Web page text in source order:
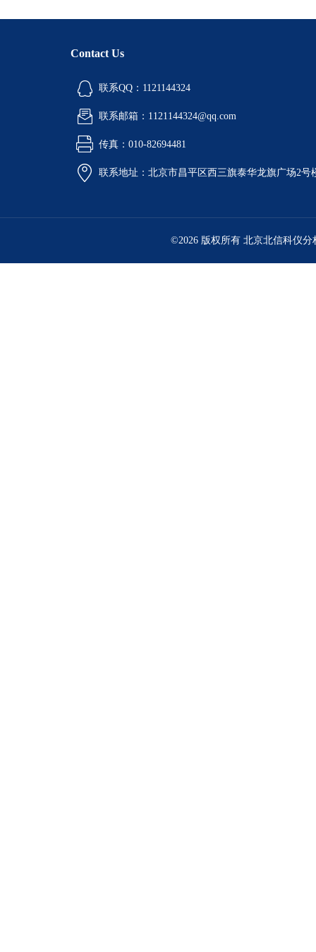
Contact Us
联系QQ：1121144324
联系邮箱：1121144324@qq.com
传真：010-82694481
联系地址：北京市昌平区西三旗泰华龙旗广场2号
©2026 版权所有 北京北信科仪